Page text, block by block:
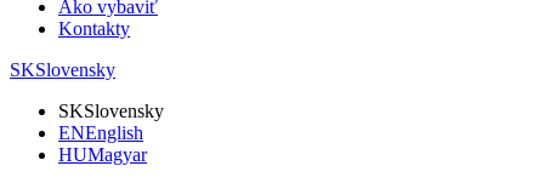
Ako vybaviť
Kontakty
SKSlovensky
SKSlovensky
ENEnglish
HUMagyar